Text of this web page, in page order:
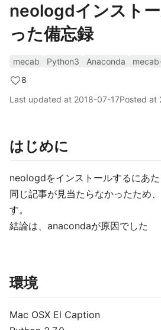
neologdインスト
った備忘録
mecab Python3 Anaconda
8
Last updated at 2018-07-17Posted at
はじめに
neologdをインストールするにあ
同じ記事が見当たらなかったため
す。
結論は、anacondaが原因でした
環境
Mac OSX El Caption